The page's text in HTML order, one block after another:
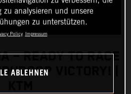
– READY TO RACE
VICTORY! |
zu analysieren und unsere
zu unterstützen.
Policy Impressum
ABLEHNEN